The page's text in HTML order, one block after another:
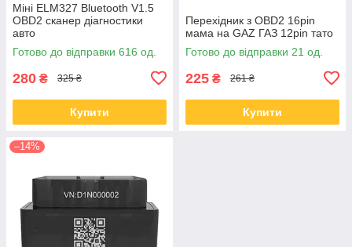
Міні ELM327 Bluetooth V1.5
OBD2 сканер діагностики
авто
Готово до відправки 616 од.
280 ₴ 325 ₴
Купити
Перехідник з OBD2 16pin
мама на GAZ ГАЗ 12pin тато
Готово до відправки 21 од.
225 ₴ 261 ₴
Купити
–14%